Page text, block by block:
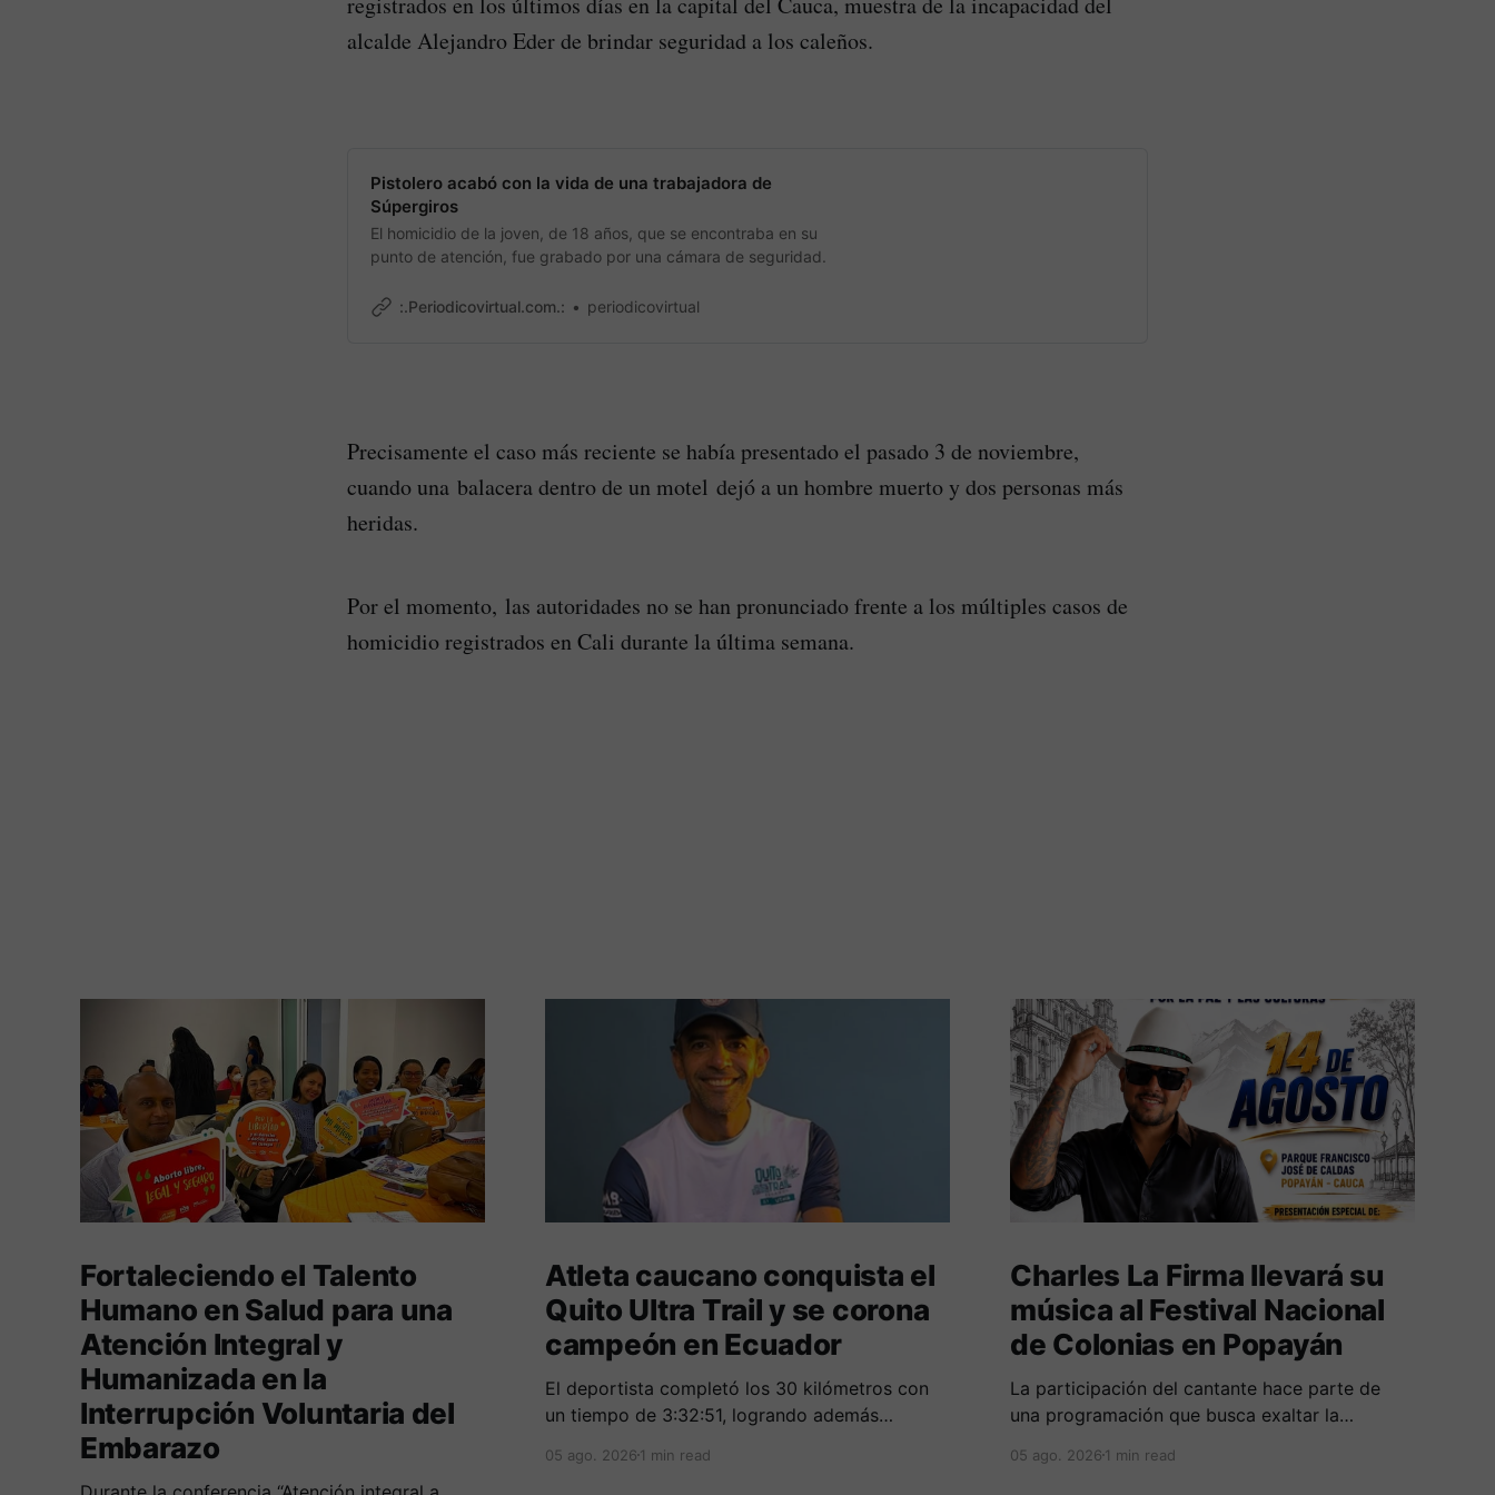
alcalde Alejandro Eder de brindar seguridad a los caleños.
Pistolero acabó con la vida de una trabajadora de
Súpergiros
El homicidio de la joven, de 18 años, que se encontraba en su
punto de atención, fue grabado por una cámara de seguridad.
:.Periodicovirtual.com.: periodicovirtual
Precisamente el caso más reciente se había presentado el pasado 3 de noviembre,
cuando una balacera dentro de un motel dejó a un hombre muerto y dos personas más
heridas.
Por el momento, las autoridades no se han pronunciado frente a los múltiples casos de
homicidio registrados en Cali durante la última semana.
Fortaleciendo el Talento
Humano en Salud para una
Atención Integral y
Humanizada en la
Interrupción Voluntaria del
Embarazo
Atleta caucano conquista el
Quito Ultra Trail y se corona
campeón en Ecuador
El deportista completó los 30 kilómetros con
un tiempo de 3:32:51, logrando además
clasificación general.
05 ago. 20261 min read
Charles La Firma llevará su
música al Festival Nacional
de Colonias en Popayán
La participación del cantante hace parte de
una programación que busca exaltar la
expresiones artísticas de distintas regiones del
05 ago. 20261 min read